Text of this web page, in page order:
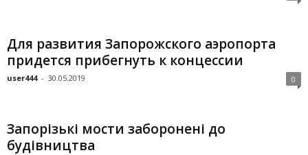
Для развития Запорожского аэропорта
придется прибегнуть к концессии
user444 - 30.05.2019 0
Запорізькі мости заборонені до
будівництва